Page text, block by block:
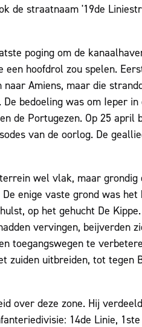
de straatnaam '19de
poging om de
hoofdrol zou spelen.
Amiens, maar die
bedoeling was om Ieper in
de Portugezen. Op 25 april
van de oorlog. De
wel vlak, maar grondig
enige vaste grond was het
op het gehucht De
vervingen, beijverden
toegangswegen te
zuiden uitbreiden, tot tegen
over deze zone. Hij
14de Linie,